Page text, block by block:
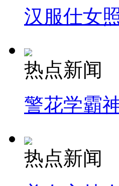
汉服仕女
热点新闻
警花学霸
热点新闻